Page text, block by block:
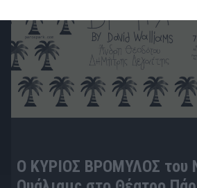
Ο ΚΥΡΙΟΣ ΒΡΟΜΥΛΟΣ του